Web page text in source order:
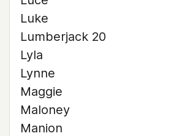
Luke
Lumberjack 20
Lyla
Lynne
Maggie
Maloney
Manion